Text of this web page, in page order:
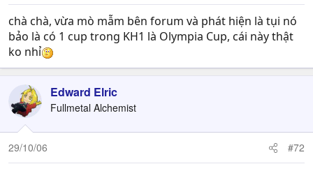
chà chà, vừa mò mẫm bên forum và phát hiện là tụi nó
bảo là có 1 cup trong KH1 là Olympia Cup, cái này thật
ko nhỉ
Edward Elric
Fullmetal Alchemist
29/10/06 #72